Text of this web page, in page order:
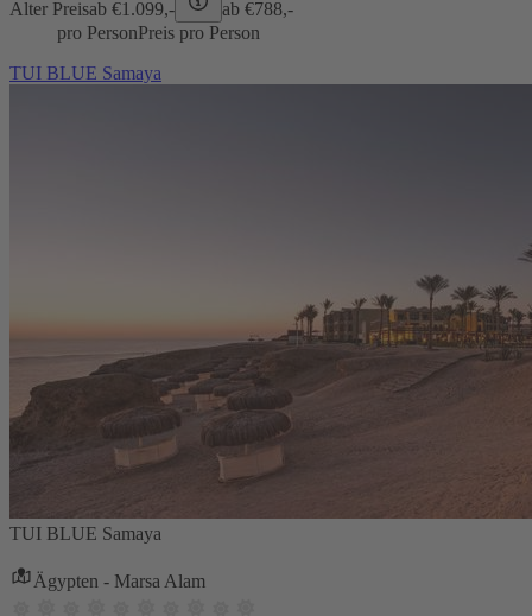
Alter Preisab €1.099,- ab €788,-
pro PersonPreis pro Person
TUI BLUE Samaya
TUI BLUE Samaya
Ägypten - Marsa Alam